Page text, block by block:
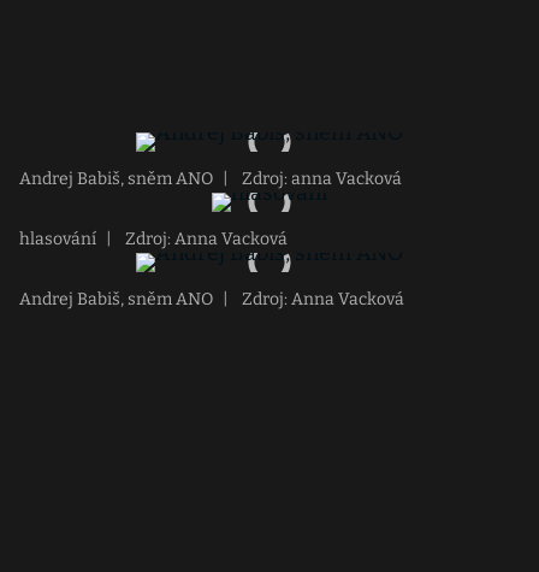
Andrej Babiš, sněm ANO Zdroj: anna Vacková
hlasování Zdroj: Anna Vacková
Andrej Babiš, sněm ANO Zdroj: Anna Vacková